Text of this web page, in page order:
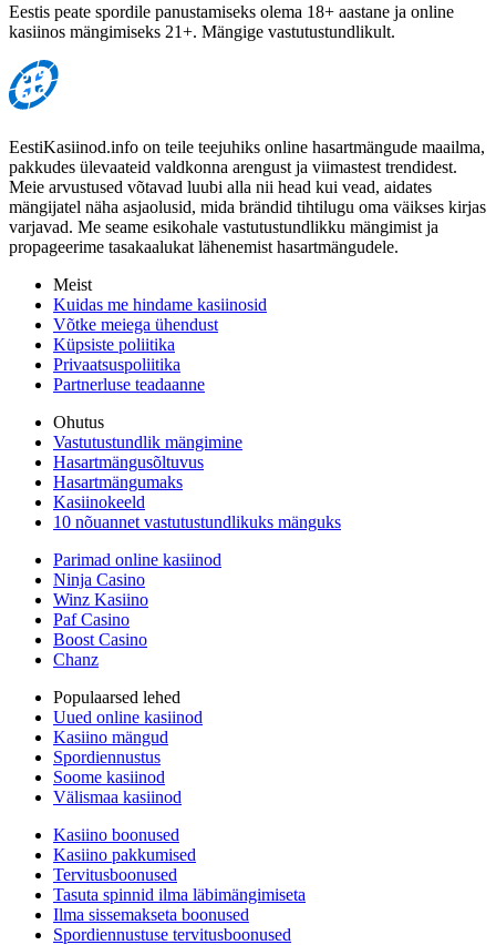
Eestis peate spordile panustamiseks olema 18+ aastane ja online
kasiinos mängimiseks 21+. Mängige vastutustundlikult.
EestiKasiinod.info on teile teejuhiks online hasartmängude maailma,
pakkudes ülevaateid valdkonna arengust ja viimastest trendidest.
Meie arvustused võtavad luubi alla nii head kui vead, aidates
mängijatel näha asjaolusid, mida brändid tihtilugu oma väikses kirjas
varjavad. Me seame esikohale vastutustundlikku mängimist ja
propageerime tasakaalukat lähenemist hasartmängudele.
Meist
Kuidas me hindame kasiinosid
Võtke meiega ühendust
Küpsiste poliitika
Privaatsuspoliitika
Partnerluse teadaanne
Ohutus
Vastutustundlik mängimine
Hasartmängusõltuvus
Hasartmängumaks
Kasiinokeeld
10 nõuannet vastutustundlikuks mänguks
Parimad online kasiinod
Ninja Casino
Winz Kasiino
Paf Casino
Boost Casino
Chanz
Populaarsed lehed
Uued online kasiinod
Kasiino mängud
Spordiennustus
Soome kasiinod
Välismaa kasiinod
Kasiino boonused
Kasiino pakkumised
Tervitusboonused
Tasuta spinnid ilma läbimängimiseta
Ilma sissemakseta boonused
Spordiennustuse tervitusboonused